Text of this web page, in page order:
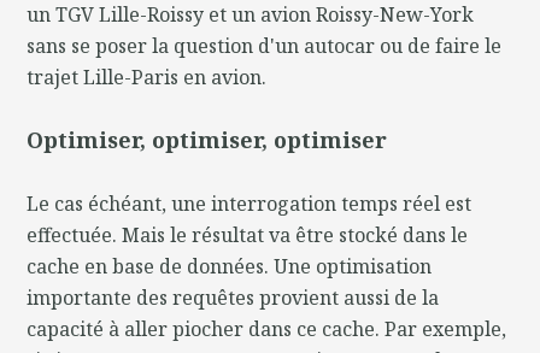
un TGV Lille-Roissy et un avion Roissy-New-York
sans se poser la question d'un autocar ou de faire le
trajet Lille-Paris en avion.
Optimiser, optimiser, optimiser
Le cas échéant, une interrogation temps réel est
effectuée. Mais le résultat va être stocké dans le
cache en base de données. Une optimisation
importante des requêtes provient aussi de la
capacité à aller piocher dans ce cache. Par exemple,